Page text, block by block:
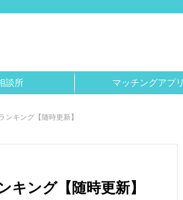
談所 マッチングアプリ
ンキング【随時更新】
キング【随時更新】